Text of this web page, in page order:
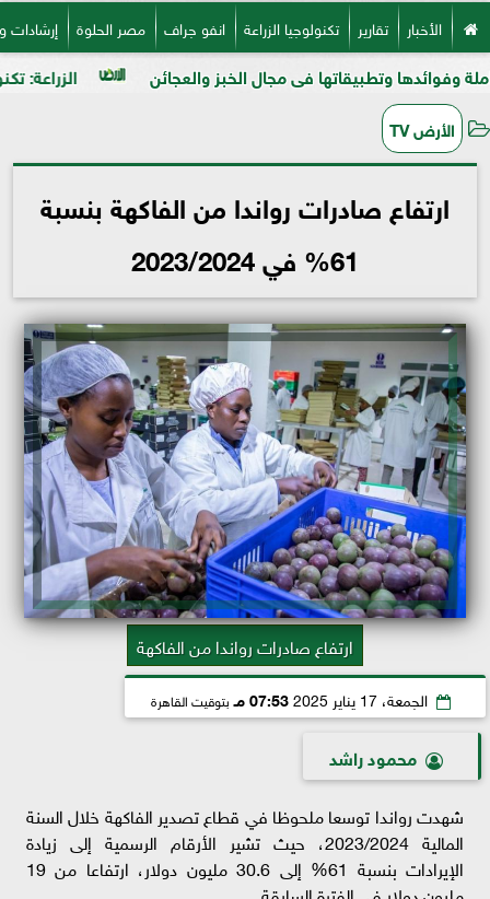
الأخبار تقارير تكنولوجيا الزراعة انفو جراف مصر الحلوة
الزراعة: تكنولوجيا الأغذية يؤهل 90 طالبًا من جامعة 6 وتطبيقاتها فى مجال الخبز والعجائن
الأرض TV
ارتفاع صادرات رواندا من الفاكهة بنسبة
61% في 2023/2024
ارتفاع صادرات رواندا من الفاكهة
الجمعة، 17 يناير 2025 07:53 مـ بتوقيت القاهرة
محمود راشد
شهدت رواندا توسعا ملحوظا في قطاع تصدير الفاكهة خلال السنة
المالية 2023/2024، حيث تشير الأرقام الرسمية إلى زيادة
الإيرادات بنسبة 61% إلى 30.6 مليون دولار، ارتفاعا من 19